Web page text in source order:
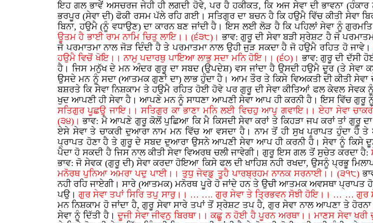
ਇਹ ਗਲ ਭਾਵੇਂ ਅਸਚਰਜ ਜੇਹੀ ਹੀ ਲਗਦੀ ਹੋਵੇ, ਪਰ ਹੈ ਹਕੀਕਤ, ਕਿ ਅਜ ਸੇਵਾ ਦੀ ਭਾਵਨਾ
ਭਰਪੂਰ (ਸੇਵਾ ਦੀ) ਫੋਕੀ ਰਸਮ ਪੱਲੇ ਰਹਿ ਗਈ। ਸਤਿਗੁਰ ਦਾ ਬਚਨ ਹੈ ਕਿ ਹਉਮੈ ਵਿੱਚ ਕੀਤੀ ਸੇਵਾ
ਬਿਨਾ, ਹਉਮੈ (ਨੂੰ ਵਧਾਉਣ) ਦਾ ਕਾਰਨ ਬਣ ਜਾਂਦੀ ਹੈ। ਇਸ ਲਈ ਲੋੜ ਹੈ ਕਿ ਪਹਿਲਾਂ ਸੇਵਾ ਨੂੰ
ਊਤਮ ਹੈ ਭਾਈ ਰਾਮ ਨਾਮਿ ਚਿਤੁ ਲਾਇ।। (੬੩੮)।ਭਾਵ: ਗੁਰੂ ਦੀ ਸੇਵਾ ਬੜੀ ਸ੍ਰੇਸ਼ਟ ਹੈ ਜੋ
ਜੋ ਪਰਮਾਤਮਾ ਨਾਲ ਜੋੜ ਦਿੰਦੀ ਹੈ ਤੇ ਪਰਮਾਤਮਾ ਨਾਲ ਉਹੀ ਜੁੜ ਸਕਦਾ ਹੈ ਜੋ ਹਉਮੈ ਰਹਿਤ ਹੋ ਜਾਵੇ।
ਹਉਮੈ ਵਿਚੋਂ ਖੋਇ।। ਨਾਮੁ ਪਦਾਰਥੁ ਪਾਇਆ ਲਾਭੁ ਸਦਾ ਮਨਿ ਹੋਇ।। (੬੦)।ਭਾਵ: ਗੁਰੂ ਦੀ ਦੱਸੀ
ਹੈ। ਜਿਸ ਮਨੁੱਖ ਦੇ ਮਨ ਅੰਦਰ ਗੁਰੂ ਦਾ ਸਬਦ (ਉਪਦੇਸ਼) ਵਸ ਜਾਂਦਾ ਹੈ ਉਸਦੀ ਹਉਮੈ ਦੂਰ (ਤੇ ਸੇਵਾ
ਉਸਦੇ ਮਨ ਨੂੰ ਸਦਾ (ਆਤਮਕ ਗੁਣਾਂ ਦਾ) ਲਾਭ ਹੁੰਦਾ ਹੈ। ਆਮ ਤੌਰ ਤੇ ਕਿਸੇ ਵਿਅਕਤੀ ਦੀ ਕੀਤੀ
ਬਸ਼ਰਤੇ ਕਿ ਸੇਵਾ ਨਿਸ਼ਕਾਮ ਤੇ ਹਉਮੈ ਰਹਿਤ ਹੋਈ ਹੋਵੇ ਪਰ ਗੁਰੂ ਦੀ ਸੇਵਾ ਕੀਤਿਆਂ ਫਲ ਕੇਵਲ ਸੇਵਕ
ਖੁਦ ਆਪਣੀ ਹੀ ਸੇਵਾ ਹੈ। ਆਪਣੇ ਮਨ ਨੂੰ ਸਾਧਣਾ ਆਪਣੀ ਸੇਵਾ ਆਪ ਹੀ ਕਰਨੀ ਹੈ। ਇਸ ਵਿੱਚ ਗੁਰੂ
ਸਤਿਗੁਰ ਪੂਛਉ ਜਾਇ।। ਸਤਿਗੁਰ ਕਾ ਭਾਣਾ ਮਨਿ ਲਈ ਵਿਚਹੁ ਆਪੁ ਗਵਾਇ।। ਏਹਾ ਸੇਵਾ
(੩੪)।ਭਾਵ: ਮੈ ਆਪਣੇ ਗੁਰੂ ਕੋਲੋਂ ਪੁਛਿਆ ਕਿ ਮੈ ਕਿਸਦੀ ਸੇਵਾ ਕਰਾਂ ਤੇ ਕਿਹੜਾ ਜਪ ਕਰਾਂ ਤਾਂ
ਏਸੇ ਸੇਵਾ ਤੇ ਚਾਕਰੀ ਦੁਆਰਾ ਨਾਮ ਮਨ ਵਿੱਚ ਆ ਵਸਦਾ ਹੈ। ਨਾਮ ਤੋਂ ਹੀ ਸੁਖ ਪ੍ਰਾਪਤ ਹੁੰਦਾ ਹੈ
ਪ੍ਰਾਪਤ ਹੋਣਾ ਹੈ ਤੇ ਗੁਰੂ ਦੇ ਸਬਦ ਦੁਆਰਾ ਉਸਨੇ ਆਪਣੀ ਸੇਵਾ ਆਪ ਹੀ ਕਰਨੀ ਹੈ। ਸੇਵਾ ਨੂੰ
ਪੈਦਾ ਹੋ ਸਕਦੀ ਹੈ ਜਿਸ ਨਾਲ ਕੀਤੀ ਸੇਵਾ ਵਿਅਰਥ ਚਲੀ ਜਾਵੇਗੀ। ਗੁਰੂ ਇਸ ਗਲ ਤੋਂ ਸੁਚੇਤ ਕਰਦਾ ਹੈ:
ਭਾਵ: ਜੋ ਸੇਵਕ (ਗੁਰੂ ਦੀ) ਸੇਵਾ ਕਰਦਾ ਹੋਇਆ ਕਿਸੇ ਫਲ ਦੀ ਖਾਹਿਸ਼ ਨਹੀ ਰਖਦਾ, ਉਸਨੂੰ ਪ੍ਰਭੂ
ਮਨੋਰਥ ਪੁਨਿਆ ਅਮਰਾ ਪਦੁ ਪਾਈ।। ਤੁਧੁ ਜੇਵਡੁ ਤੂਹੈ ਪਾਰਬ੍ਰਹਮ ਨਾਨਕ ਸਰਨਾਈ।। (੩੧੮)
ਨਹੀ ਰਹਿ ਜਾਏਗੀ। ਸਾਰੇ (ਆਤਮਕ) ਮਨੋਰਥ ਪੂਰੇ ਹੋ ਜਾਂਦੇ ਹਨ ਤੇ ਉਚੀ ਆਤਮਕ ਅਵਸਥਾ ਪ੍ਰਾਪਤ
ਪਉ।ਗੁਰ ਸੇਵਾ ਤਪਾਂ ਸਿਰਿ ਤਪੁ ਸਾਰੁ।। … …. ਗੁਰ ਸੇਵਾ ਤੇ ਤ੍ਰਿਭਵਨ ਸੋਝੀ ਹੋਇ।। … …
ਮਨ ਨਿਸ਼ਕਾਮ ਹੋ ਜਾਂਦਾ ਹੈ, ਗੁਰੂ ਸੇਵਾ ਸਾਰੇ ਤਪਾਂ ਤੋਂ ਸ੍ਰੇਸ਼ਟ ਤਪ ਹੈ, ਗੁਰ ਸੇਵਾ ਨਾਲ ਆਪਣਾ ਤੇ
ਸੇਵਾ ਨੂੰ ਦਿੱਤੀ ਹੈ।ਦੂਜੀ ਸੇਵਾ ਜੀਵਨੁ ਬਿਰਥਾ।। ਕਛੂ ਨ ਹੋਈ ਹੈ ਪੂਰਨ ਅਰਥਾ।। ਮਾਣਸ ਸੇਵਾ